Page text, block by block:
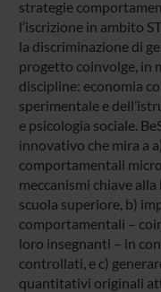
strategie
l’iscrizione in ambito
la discriminazione di
progetto coinvolge, in
discipline: economia
sperimentale e
e psicologia sociale.
innovativo che mira a
comportamentali
meccanismi chiave
scuola superiore, b)
comportamentali –
loro insegnanti – in
controllati, e c)
quantitativi originali